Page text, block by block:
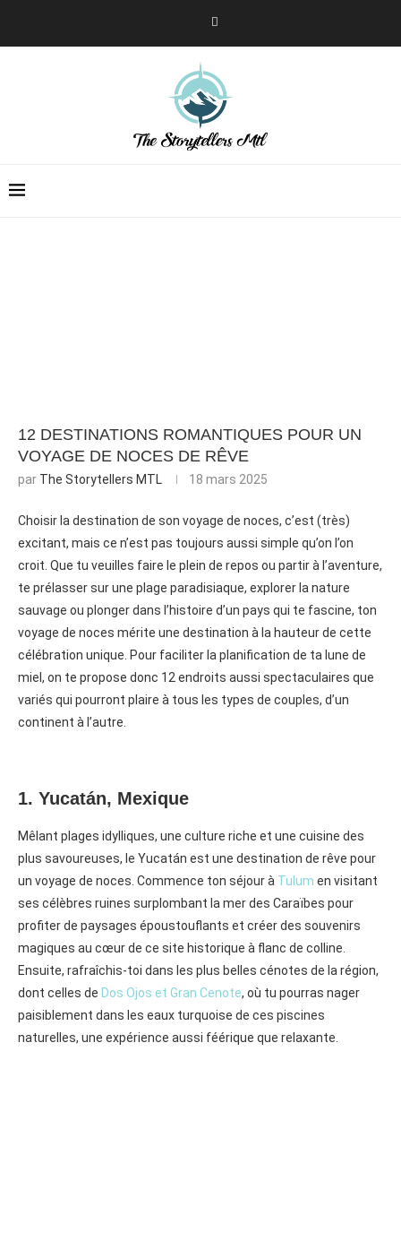
12 DESTINATIONS ROMANTIQUES POUR UN
VOYAGE DE NOCES DE RÊVE
par The Storytellers MTL 18 mars 2025
Choisir la destination de son voyage de noces, c’est (très)
excitant, mais ce n’est pas toujours aussi simple qu’on l’on
croit. Que tu veuilles faire le plein de repos ou partir à l’aventure,
te prélasser sur une plage paradisiaque, explorer la nature
sauvage ou plonger dans l’histoire d’un pays qui te fascine, ton
voyage de noces mérite une destination à la hauteur de cette
célébration unique. Pour faciliter la planification de ta lune de
miel, on te propose donc 12 endroits aussi spectaculaires que
variés qui pourront plaire à tous les types de couples, d’un
continent à l’autre.
1. Yucatán, Mexique
Mêlant plages idylliques, une culture riche et une cuisine des
plus savoureuses, le Yucatán est une destination de rêve pour
un voyage de noces. Commence ton séjour à Tulum en visitant
ses célèbres ruines surplombant la mer des Caraïbes pour
profiter de paysages époustouflants et créer des souvenirs
magiques au cœur de ce site historique à flanc de colline.
Ensuite, rafraîchis-toi dans les plus belles cénotes de la région,
dont celles de Dos Ojos et Gran Cenote, où tu pourras nager
paisiblement dans les eaux turquoise de ces piscines
naturelles, une expérience aussi féérique que relaxante.